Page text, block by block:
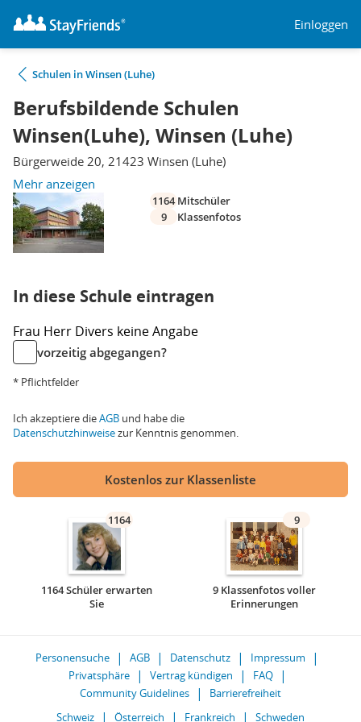
Einloggen
Schulen in Winsen (Luhe)
Berufsbildende Schulen
Winsen(Luhe), Winsen (Luhe)
Bürgerweide 20, 21423 Winsen (Luhe)
Mehr anzeigen
1164 Mitschüler
9
Klassenfotos
In diese Schule eintragen
Frau Herr Divers keine Angabe
vorzeitig abgegangen?
* Pflichtfelder
Ich akzeptiere dieAGB und habe die
Datenschutzhinweisezur Kenntnis genommen.
Kostenlos zur Klassenliste
1164
1164 Schüler erwarten
Sie
9
9 Klassenfotos voller
Erinnerungen
Personensuche AGB Datenschutz
Impressum
Privatsphäre
Vertrag kündigen
FAQ
Community Guidelines
Barrierefreiheit
Schweiz
Österreich Frankreich Schweden